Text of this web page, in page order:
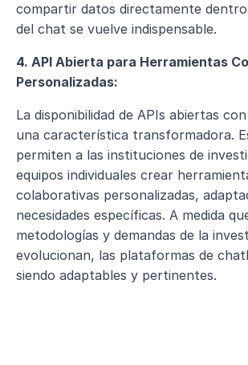
compartir datos directamente
del chat se vuelve indispensable.
4. API Abierta para Herramientas
Personalizadas:
La disponibilidad de APIs abiertas
una característica transformadora.
permiten a las instituciones de
equipos individuales crear
colaborativas personalizadas,
necesidades específicas. A medida
metodologías y demandas de la
evolucionan, las plataformas de
siendo adaptables y pertinentes.